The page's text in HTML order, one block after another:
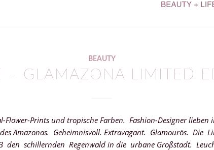
BEAUTY
– GLAMAZONA LIMITED
Prints und tropische Farben. Fashion-Designer lieben
Amazonas. Geheimnisvoll. Extravagant. Glamourös. Die
den schillernden Regenwald in die urbane Großstadt.